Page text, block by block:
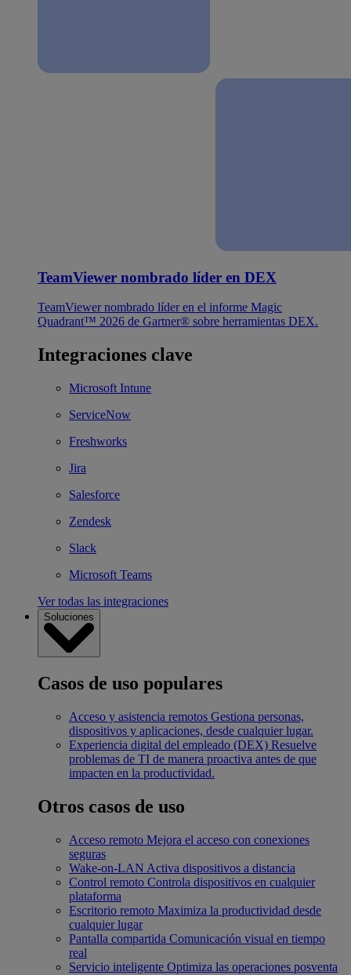
TeamViewer nombrado líder en DEX
TeamViewer nombrado líder en el informe Magic
Quadrant™ 2026 de Gartner® sobre herramientas DEX.
Integraciones clave
Microsoft Intune
ServiceNow
Freshworks
Jira
Salesforce
Zendesk
Slack
Microsoft Teams
Ver todas las integraciones
Soluciones
Casos de uso populares
Acceso y asistencia remotos Gestiona personas,
dispositivos y aplicaciones, desde cualquier lugar.
Experiencia digital del empleado (DEX) Resuelve
problemas de TI de manera proactiva antes de que
impacten en la productividad.
Otros casos de uso
Acceso remoto Mejora el acceso con conexiones
seguras
Wake-on-LAN Activa dispositivos a distancia
Control remoto Controla dispositivos en cualquier
plataforma
Escritorio remoto Maximiza la productividad desde
cualquier lugar
Pantalla compartida Comunicación visual en tiempo
real
Servicio inteligente Optimiza las operaciones posventa